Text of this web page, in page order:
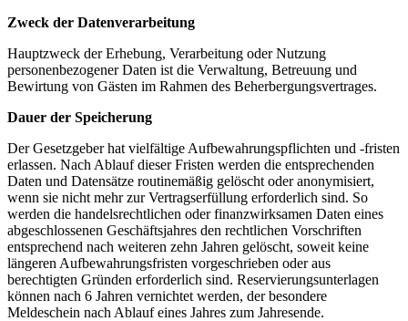
Zweck der Datenverarbeitung
Hauptzweck der Erhebung, Verarbeitung oder Nutzung
personenbezogener Daten ist die Verwaltung, Betreuung und
Bewirtung von Gästen im Rahmen des Beherbergungsvertrages.
Dauer der Speicherung
Der Gesetzgeber hat vielfältige Aufbewahrungspflichten und -fristen
erlassen. Nach Ablauf dieser Fristen werden die entsprechenden
Daten und Datensätze routinemäßig gelöscht oder anonymisiert,
wenn sie nicht mehr zur Vertragserfüllung erforderlich sind. So
werden die handelsrechtlichen oder finanzwirksamen Daten eines
abgeschlossenen Geschäftsjahres den rechtlichen Vorschriften
entsprechend nach weiteren zehn Jahren gelöscht, soweit keine
längeren Aufbewahrungsfristen vorgeschrieben oder aus
berechtigten Gründen erforderlich sind. Reservierungsunterlagen
können nach 6 Jahren vernichtet werden, der besondere
Meldeschein nach Ablauf eines Jahres zum Jahresende.